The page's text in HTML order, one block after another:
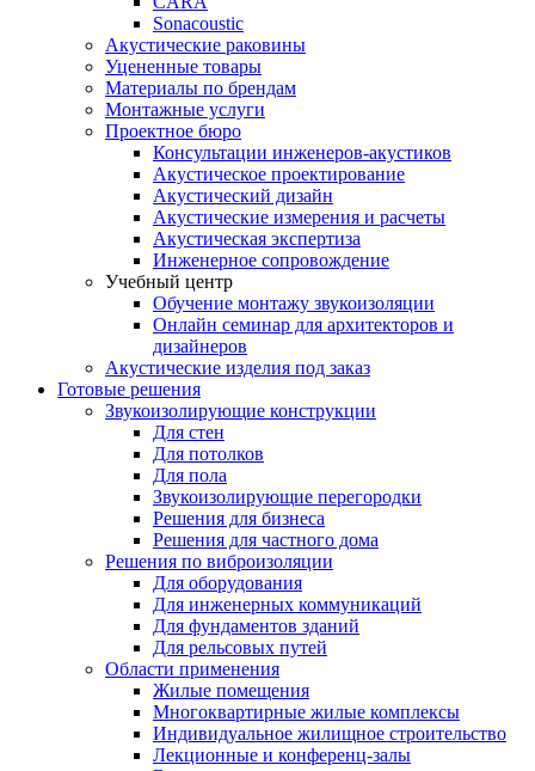
Sonacoustic
Акустические раковины
Уцененные товары
Материалы по брендам
Монтажные услуги
Проектное бюро
Консультации инженеров-акустиков
Акустическое проектирование
Акустический дизайн
Акустические измерения и расчеты
Акустическая экспертиза
Инженерное сопровождение
Учебный центр
Обучение монтажу звукоизоляции
Онлайн семинар для архитекторов и
дизайнеров
Акустические изделия под заказ
Готовые решения
Звукоизолирующие конструкции
Для стен
Для потолков
Для пола
Звукоизолирующие перегородки
Решения для бизнеса
Решения для частного дома
Решения по виброизоляции
Для оборудования
Для инженерных коммуникаций
Для фундаментов зданий
Для рельсовых путей
Области применения
Жилые помещения
Многоквартирные жилые комплексы
Индивидуальное жилищное строительство
Лекционные и конференц-залы